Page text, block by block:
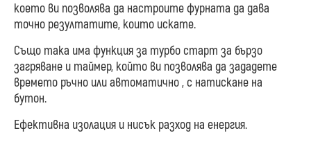
което ви позволява да настроите фурната да дава
точно резултатите, които искате.
Също така има функция за турбо старт за бързо
загряване и таймер, който ви позволява да зададете
времето ръчно или автоматично , с натискане на
бутон.
Ефективна изолация и нисък разход на енергия.